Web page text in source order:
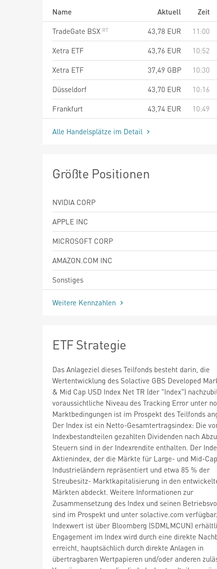
Name Aktuell
Zeit
TradeGate BSX
43,78 EUR
11:00
Xetra ETF
43,76 EUR
10:52
Xetra ETF
37,49 GBP
10:30
Düsseldorf
43,70 EUR
10:16
Frankfurt
43,74 EUR 10:49
Alle Handelsplätze im Detail
Größte Positionen
NVIDIA CORP
APPLE INC
MICROSOFT CORP
AMAZON.COM INC
Sonstiges
Weitere Kennzahlen
ETF Strategie
Das Anlageziel dieses Teilfonds besteht darin, die
Wertentwicklung des Solactive GBS Developed
& Mid Cap USD Index Net TR (der "Index")
voraussichtliche Niveau des Tracking Error unter
Marktbedingungen ist im Prospekt des Teilfonds
Der Index ist ein Netto-Gesamtertragsindex: Die
Indexbestandteilen gezahlten Dividenden nach
Steuern sind in der Indexrendite enthalten. Der
Aktienindex, der die Märkte für Large- und Mid-
Industrieländern repräsentiert und etwa 85 % der
Streubesitz- Marktkapitalisierung in den
Märkten abdeckt. Weitere Informationen zur
Zusammensetzung des Index und seinen
sind im Prospekt und unter solactive.com
Indexwert ist über Bloomberg (SDMLMCUN)
Engagement im Index wird durch eine direkte
erreicht, hauptsächlich durch direkte Anlagen in
übertragbaren Wertpapieren und/oder anderen